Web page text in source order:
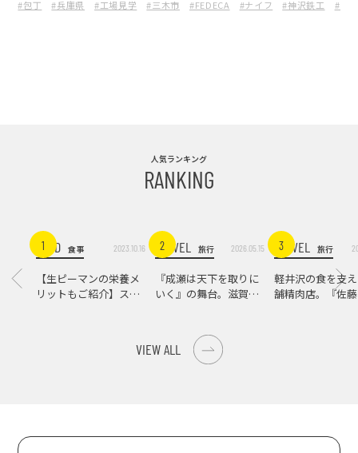
#包丁 #兵庫県 #工場見学 #三木市 #FEDECA #ナイフ #神沢鉄工 #フ
人気ランキング
RANKING
1FOOD 食事 2023.10.16
【生ピーマンの栄養メ
リットもご紹介】スパ
2
TRAVEL 旅行 2026.05.15
『成瀬は天下を取りに
いく』の舞台。滋賀県
3
TRAVEL 旅行
軽井沢の食を支
舗精肉店。『佐
VIEW ALL